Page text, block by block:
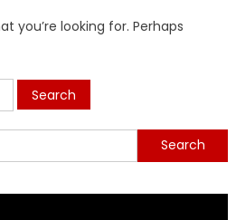
you’re looking for. Perhaps